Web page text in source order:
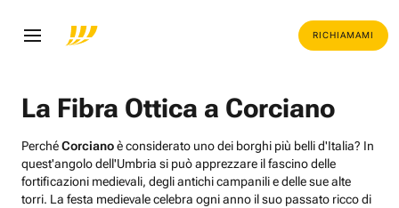
RICHIAMAMI
La Fibra Ottica a Corciano
PerchéCorcianoè considerato uno dei borghi più belli d'Italia? In
quest'angolo dell'Umbria si può apprezzare il fascino delle
fortificazioni medievali, degli antichi campanili e delle sue alte
torri. La festa medievale celebra ogni anno il suo passato ricco di